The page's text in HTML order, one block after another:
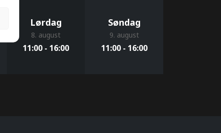
Lørdag
8. august
11:00 - 16:00
Søndag
9. august
11:00 - 16:00